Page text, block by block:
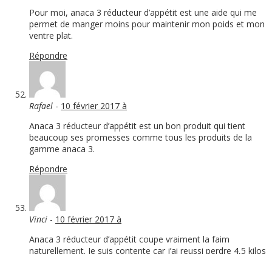
Pour moi, anaca 3 réducteur d’appétit est une aide qui me
permet de manger moins pour maintenir mon poids et mon
ventre plat.
Répondre
Rafael - 10 février 2017 à
Anaca 3 réducteur d’appétit est un bon produit qui tient
beaucoup ses promesses comme tous les produits de la
gamme anaca 3.
Répondre
Vinci - 10 février 2017 à
Anaca 3 réducteur d’appétit coupe vraiment la faim
naturellement. Je suis contente car j’ai reussi perdre 4,5 kilos